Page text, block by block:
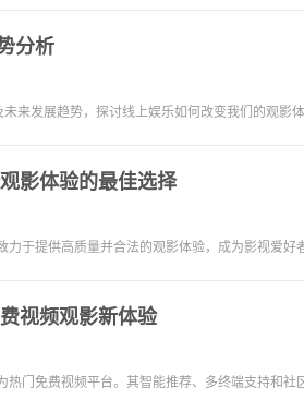
分析
来发展趋势，探讨线上娱乐如何改变我们的观影
影体验的最佳选择
于提供高质量并合法的观影体验，成为影视爱好
视频观影新体验
门免费视频平台。其智能推荐、多终端支持和社